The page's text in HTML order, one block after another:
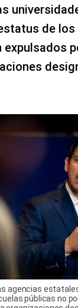
de
expulsados
agencias
públicas no